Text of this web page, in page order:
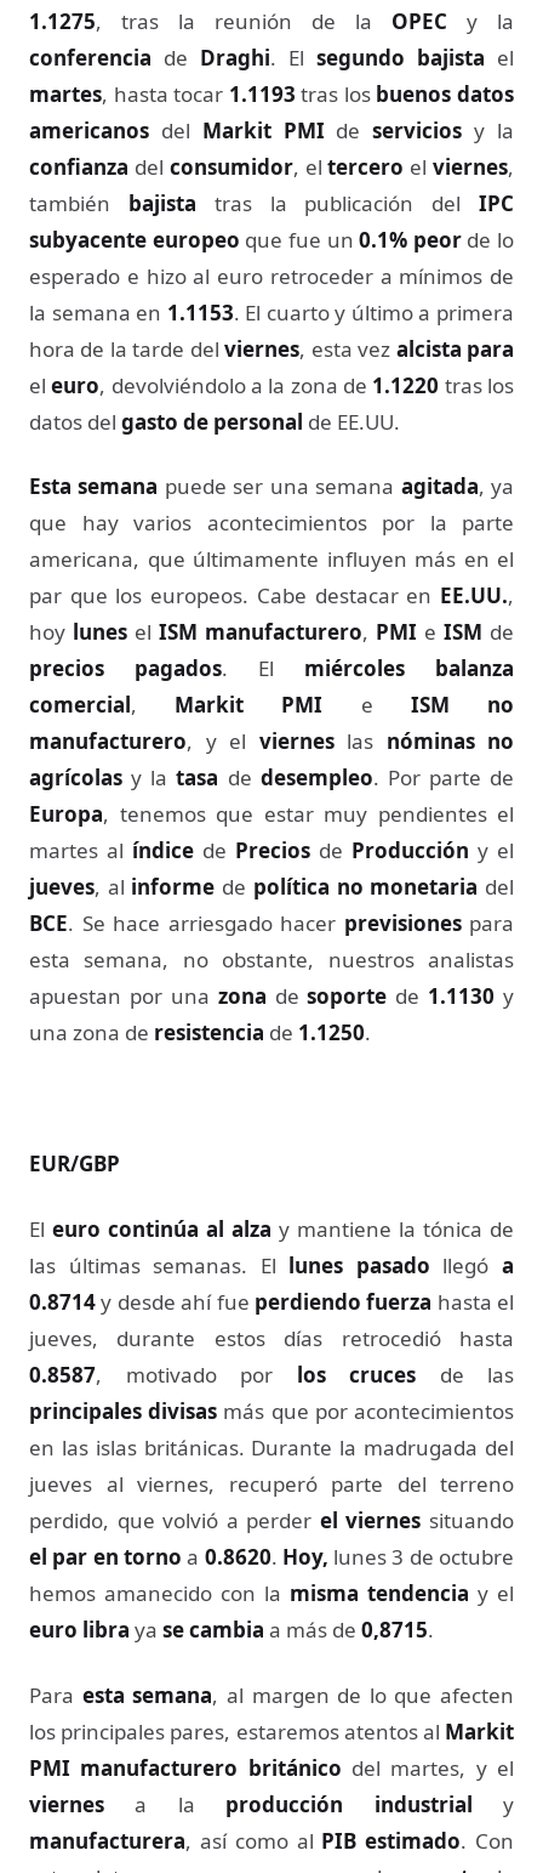
1.1275, tras la reunión de la OPEC y la
conferencia de Draghi. El segundo bajista el
martes, hasta tocar 1.1193 tras los buenos datos
americanos del Markit PMI deservicios y la
confianza del consumidor, eltercero elviernes,
también bajista tras la publicación delIPC
subyacente europeo que fue un0.1% peorde lo
esperado e hizo al euro retroceder a mínimos de
la semana en 1.1153. El cuarto y último a primera
hora de la tarde delviernes, esta vez alcista para
eleuro, devolviéndolo a la zona de 1.1220 tras los
datos del gasto de personal de EE.UU.
Esta semana puede ser una semana agitada, ya
que hay varios acontecimientos por la parte
americana, que últimamente influyen más en el
par que los europeos. Cabe destacar en EE.UU.,
hoy lunes el ISM manufacturero, PMI e ISM de
precios pagados. El miércoles balanza
comercial, Markit PMI e ISM no
manufacturero, y el vierneslas nóminas no
agrícolas y latasa de desempleo. Por parte de
Europa, tenemos que estar muy pendientes el
martes al índice de Precios de Producción y el
jueves, al informe de política no monetaria del
BCE. Se hace arriesgado hacer previsionespara
esta semana, no obstante, nuestros analistas
apuestan por una zona desoporte de 1.1130 y
una zona de resistencia de 1.1250.
EUR/GBP
El euro continúa al alza y mantiene la tónica de
las últimas semanas. El lunes pasado llegóa
0.8714y desde ahí fue perdiendo fuerza hasta el
jueves, durante estos días retrocedió hasta
0.8587, motivado por los cruces de las
principales divisas más que por acontecimientos
en las islas británicas. Durante la madrugada del
jueves al viernes, recuperó parte del terreno
perdido, que volvió a perder el viernes situando
el par en torno a 0.8620. Hoy, lunes 3 de octubre
hemos amanecido con la misma tendencia y el
euro libra ya se cambia a más de 0,8715.
Para esta semana, al margen de lo que afecten
los principales pares, estaremos atentos al Markit
PMI manufacturero británico del martes, y el
viernes a la producción industrial y
manufacturera, así como al PIB estimado. Con